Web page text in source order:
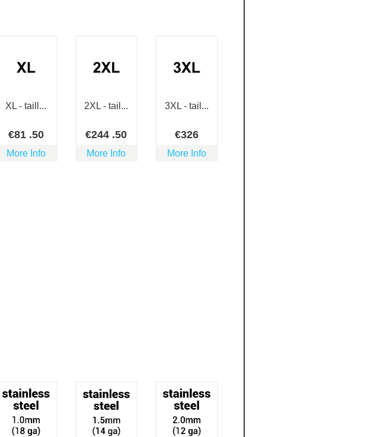
XL - taill...
€81 .50
More Info
2XL - tail...
€244 .50
More Info
3XL - tail...
€326
More Info